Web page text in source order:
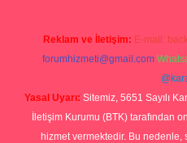
Reklam ve İletişim: E-mail:
forumhizmeti@gmail.com
Yasal Uyarı: Sitemiz, 5651 Sayılı
İletişim Kurumu (BTK) tarafından
hizmet vermektedir. Bu